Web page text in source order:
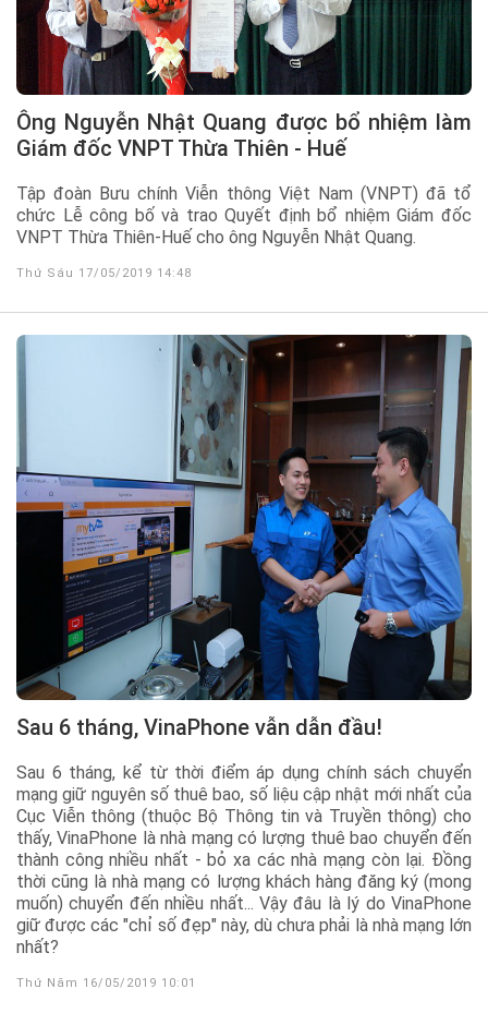
Ông Nguyễn Nhật Quang được bổ nhiệm làm
Giám đốc VNPT Thừa Thiên - Huế
Tập đoàn Bưu chính Viễn thông Việt Nam (VNPT) đã tổ
chức Lễ công bố và trao Quyết định bổ nhiệm Giám đốc
VNPT Thừa Thiên-Huế cho ông Nguyễn Nhật Quang.
Thứ Sáu 17/05/2019 14:48
Sau 6 tháng, VinaPhone vẫn dẫn đầu!
Sau 6 tháng, kể từ thời điểm áp dụng chính sách chuyển
mạng giữ nguyên số thuê bao, số liệu cập nhật mới nhất của
Cục Viễn thông (thuộc Bộ Thông tin và Truyền thông) cho
thấy, VinaPhone là nhà mạng có lượng thuê bao chuyển đến
thành công nhiều nhất - bỏ xa các nhà mạng còn lại. Đồng
thời cũng là nhà mạng có lượng khách hàng đăng ký (mong
muốn) chuyển đến nhiều nhất... Vậy đâu là lý do VinaPhone
giữ được các "chỉ số đẹp" này, dù chưa phải là nhà mạng lớn
nhất?
Thứ Năm 16/05/2019 10:01